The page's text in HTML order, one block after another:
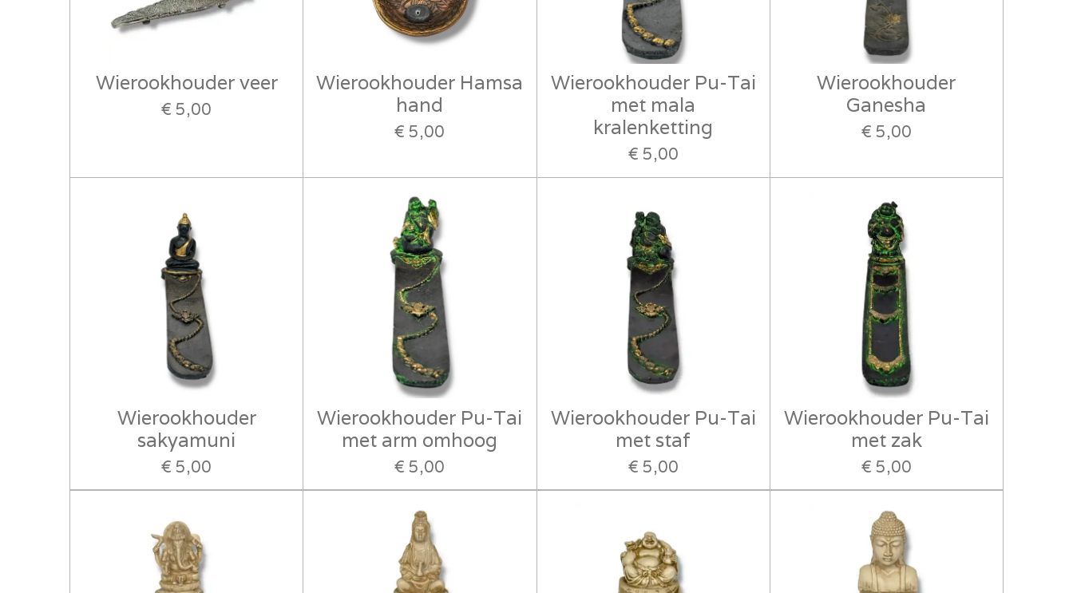
Wierookhouder veer
€ 5,00
Wierookhouder Hamsa
hand
€ 5,00
Wierookhouder Pu-Tai
met mala
kralenketting
€ 5,00
Wierookhouder
Ganesha
€ 5,00
Wierookhouder
sakyamuni
€ 5,00
Wierookhouder Pu-Tai
met arm omhoog
€ 5,00
Wierookhouder Pu-Tai
met staf
€ 5,00
Wierookhouder Pu-Tai
met zak
€ 5,00